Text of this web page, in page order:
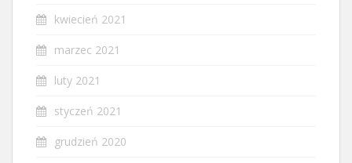
kwiecień 2021
marzec 2021
luty 2021
styczeń 2021
grudzień 2020